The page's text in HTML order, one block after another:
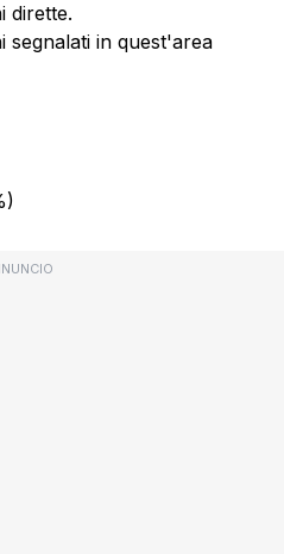
dirette.
segnalati in quest'area